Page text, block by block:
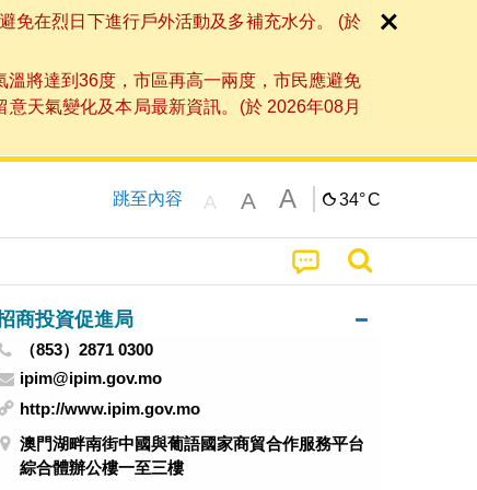
免在烈日下進行戶外活動及多補充水分。 (於
將達到36度，市區再高一兩度，市民應避免
天氣變化及本局最新資訊。(於 2026年08月
跳至內容 A A A 34°C
商投資促進局
（853）2871 0300
ipim@ipim.gov.mo
http://www.ipim.gov.mo
澳門湖畔南街中國與葡語國家商貿合作服務平台
綜合體辦公樓一至三樓